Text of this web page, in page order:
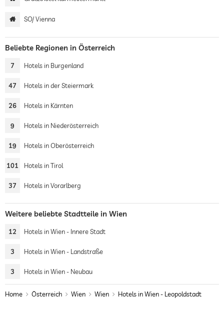
SO/ Vienna
Beliebte Regionen in Österreich
7 Hotels in Burgenland
47 Hotels in der Steiermark
26 Hotels in Kärnten
9 Hotels in Niederösterreich
19 Hotels in Oberösterreich
101 Hotels in Tirol
37 Hotels in Vorarlberg
Weitere beliebte Stadtteile in Wien
12 Hotels in Wien - Innere Stadt
3 Hotels in Wien - Landstraße
3 Hotels in Wien - Neubau
Home Österreich Wien Wien Hotels in Wien - Leopoldstadt